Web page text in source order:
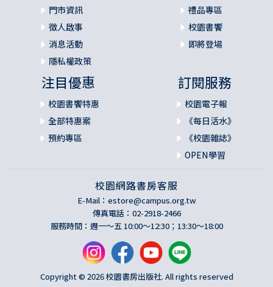
門市資訊
徵人啟事
消息活動
隱私權政策
禮品專區
校園書饗
即將登場
注目優惠
校園書饗特惠
全部特惠案
預約專區
訂閱服務
校園電子報
《每日活水》
《校園雜誌》
OPEN學習
校園網路書房客服
E-Mail： estore@campus.org.tw
傳真電話：02-2918-2466
服務時間：週一～五 10:00～12:30；13:30～18:00
Copyright © 2026 校園書房出版社. All rights reserved